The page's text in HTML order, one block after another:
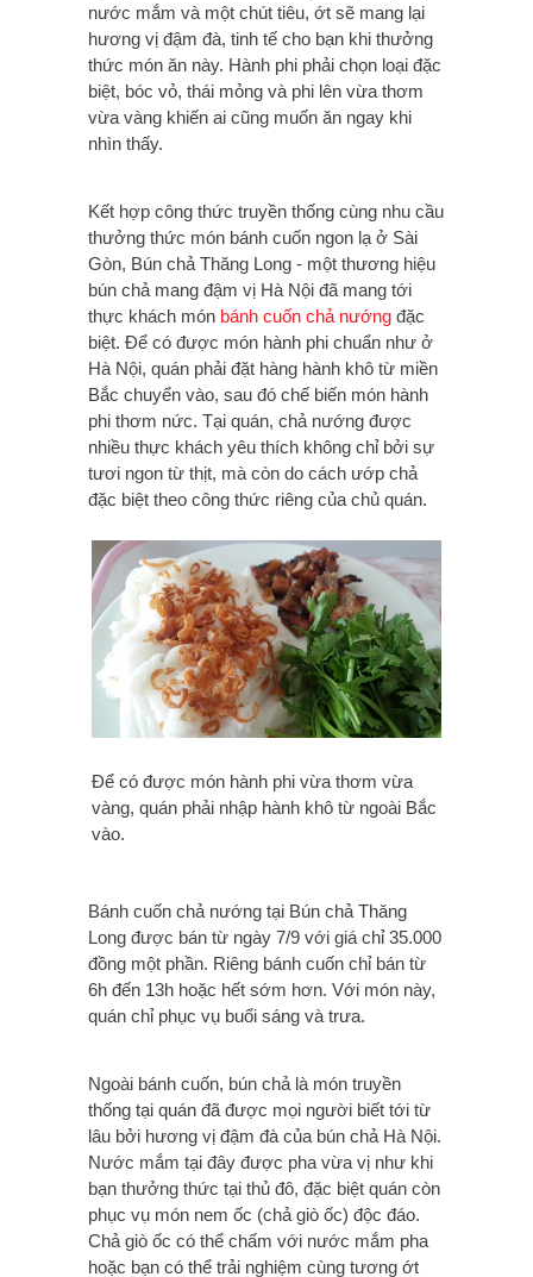
nước mắm và một chút tiêu, ớt sẽ mang lại
hương vị đậm đà, tinh tế cho bạn khi thưởng
thức món ăn này. Hành phi phải chọn loại đặc
biệt, bóc vỏ, thái mỏng và phi lên vừa thơm
vừa vàng khiến ai cũng muốn ăn ngay khi
nhìn thấy.
Kết hợp công thức truyền thống cùng nhu cầu
thưởng thức món bánh cuốn ngon lạ ở Sài
Gòn, Bún chả Thăng Long - một thương hiệu
bún chả mang đậm vị Hà Nội đã mang tới
thực khách món bánh cuốn chả nướng đặc
biệt. Để có được món hành phi chuẩn như ở
Hà Nội, quán phải đặt hàng hành khô từ miền
Bắc chuyển vào, sau đó chế biến món hành
phi thơm nức. Tại quán, chả nướng được
nhiều thực khách yêu thích không chỉ bởi sự
tươi ngon từ thịt, mà còn do cách ướp chả
đặc biệt theo công thức riêng của chủ quán.
Để có được món hành phi vừa thơm vừa
vàng, quán phải nhập hành khô từ ngoài Bắc
vào.
Bánh cuốn chả nướng tại Bún chả Thăng
Long được bán từ ngày 7/9 với giá chỉ 35.000
đồng một phần. Riêng bánh cuốn chỉ bán từ
6h đến 13h hoặc hết sớm hơn. Với món này,
quán chỉ phục vụ buổi sáng và trưa.
Ngoài bánh cuốn, bún chả là món truyền
thống tại quán đã được mọi người biết tới từ
lâu bởi hương vị đậm đà của bún chả Hà Nội.
Nước mắm tại đây được pha vừa vị như khi
bạn thưởng thức tại thủ đô, đặc biệt quán còn
phục vụ món nem ốc (chả giò ốc) độc đáo.
Chả giò ốc có thể chấm với nước mắm pha
hoặc bạn có thể trải nghiệm cùng tương ớt